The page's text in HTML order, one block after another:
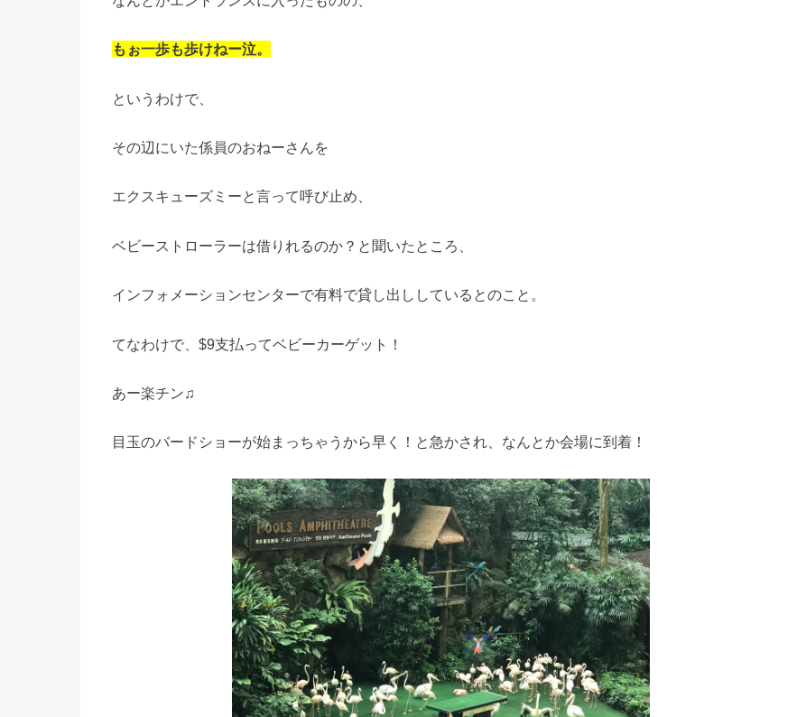
もぉ一歩も歩けねー泣。
というわけで、
その辺にいた係員のおねーさんを
エクスキューズミーと言って呼び止め、
ベビーストローラーは借りれるのか？と聞いたところ、
インフォメーションセンターで有料で貸し出ししているとのこと。
てなわけで、$9支払ってベビーカーゲット！
あー楽チン♫
目玉のバードショーが始まっちゃうから早く！と急かされ、なんとか会場に到着！